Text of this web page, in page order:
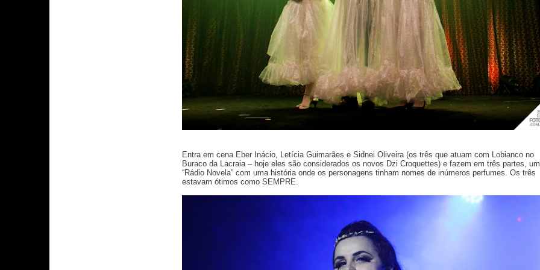
Entra em cena Eber Inácio, Letícia Guimarães e Sidnei Oliveira (os três que atuam com Lobianco no
Buraco da Lacraia – hoje eles são considerados os novos Dzi Croquettes) e fazem em três partes,
“Rádio Novela” com uma história onde os personagens tinham nomes de inúmeros perfumes. Os três
estavam ótimos como SEMPRE.